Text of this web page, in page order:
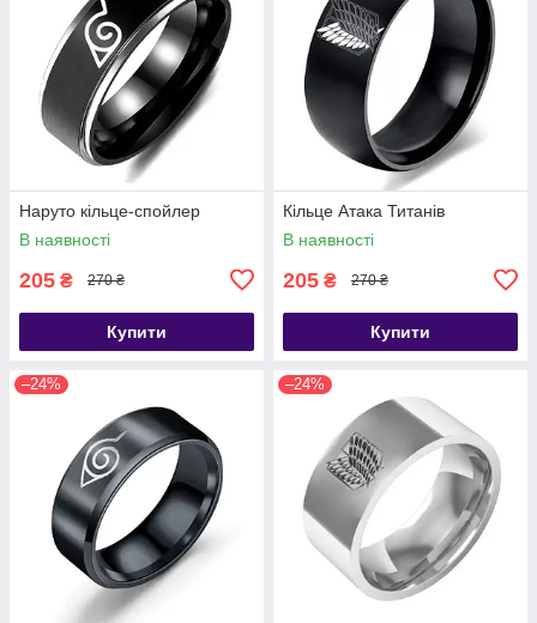
Наруто кільце-спойлер
В наявності
205 ₴ 270 ₴
Купити
Кільце Атака Титанів
В наявності
205 ₴ 270 ₴
Купити
–24% –24%